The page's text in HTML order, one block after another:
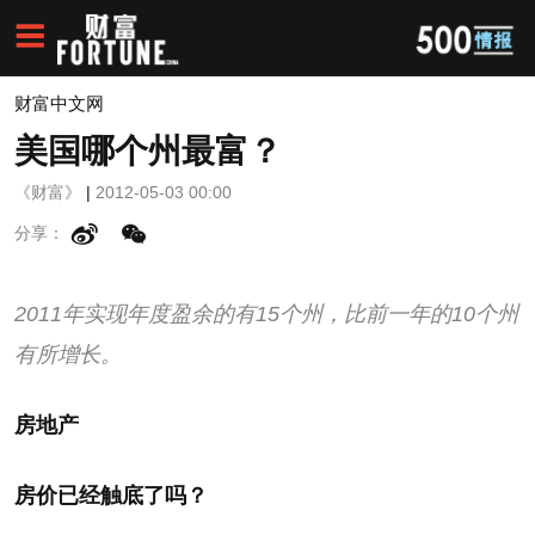
财富中文网
美国哪个州最富？
《财富》 | 2012-05-03 00:00
分享：
2011年实现年度盈余的有15个州，比前一年的10个州
有所增长。
房地产
房价已经触底了吗？